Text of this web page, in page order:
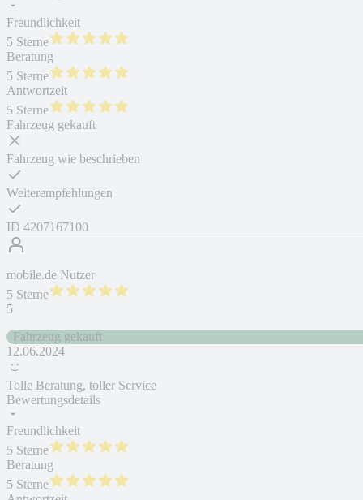
Freundlichkeit
5 Sterne
Beratung
5 Sterne
Antwortzeit
5 Sterne
Fahrzeug gekauft
Fahrzeug wie beschrieben
Weiterempfehlungen
ID 4207167100
mobile.de Nutzer
5 Sterne
5
Fahrzeug gekauft
12.06.2024
Tolle Beratung, toller Service
Bewertungsdetails
Freundlichkeit
5 Sterne
Beratung
5 Sterne